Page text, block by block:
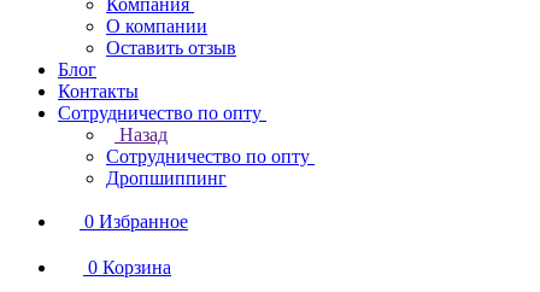
Компания
О компании
Оставить отзыв
Блог
Контакты
Сотрудничество по опту
Назад
Сотрудничество по опту
Дропшиппинг
0 Избранное
0 Корзина